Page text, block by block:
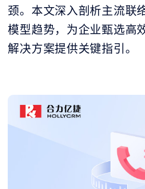
颈。本文深入剖析主流联
模型趋势，为企业甄选高
解决方案提供关键指引。